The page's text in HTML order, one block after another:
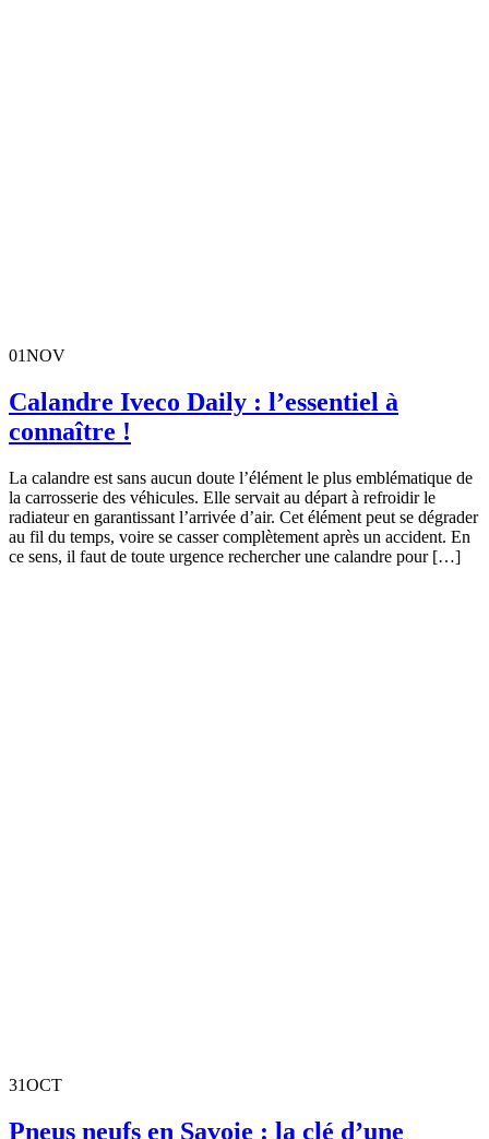
01NOV
Calandre Iveco Daily : l’essentiel à
connaître !
La calandre est sans aucun doute l’élément le plus emblématique de
la carrosserie des véhicules. Elle servait au départ à refroidir le
radiateur en garantissant l’arrivée d’air. Cet élément peut se dégrader
au fil du temps, voire se casser complètement après un accident. En
ce sens, il faut de toute urgence rechercher une calandre pour […]
31OCT
Pneus neufs en Savoie : la clé d’une